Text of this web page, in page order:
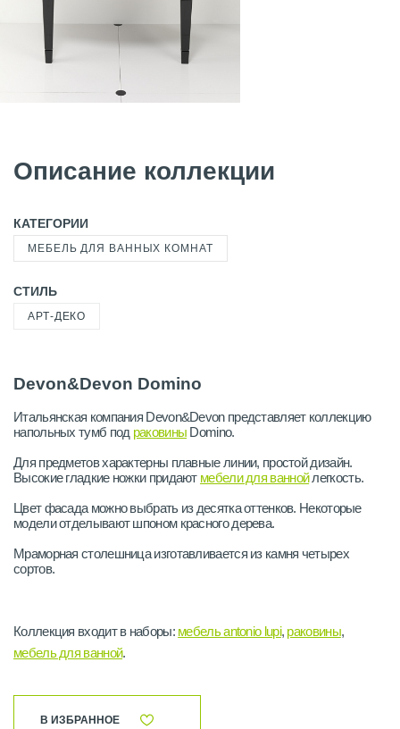
Описание коллекции
КАТЕГОРИИ
МЕБЕЛЬ ДЛЯ ВАННЫХ КОМНАТ
СТИЛЬ
АРТ-ДЕКО
Devon&Devon Domino
Итальянская компания Devon&Devon представляет коллекцию
напольных тумб под раковины Domino.
Для предметов характерны плавные линии, простой дизайн.
Высокие гладкие ножки придают мебели для ваннойлегкость.
Цвет фасада можно выбрать из десятка оттенков. Некоторые
модели отделывают шпоном красного дерева.
Мраморная столешница изготавливается из камня четырех
сортов.
Коллекция входит в наборы: мебель antonio lupi, раковины,
мебель для ванной.
В ИЗБРАННОЕ